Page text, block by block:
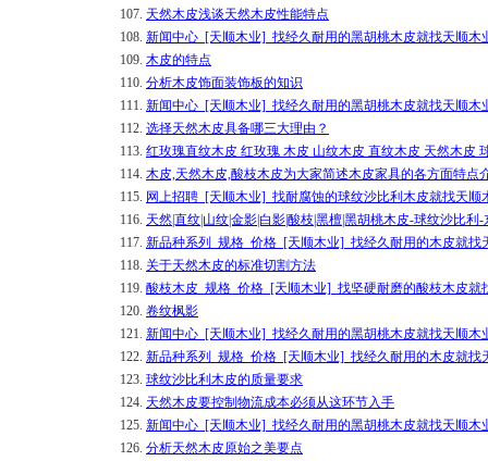
107. 天然木皮浅谈天然木皮性能特点
108. 新闻中心_[天顺木业]_找经久耐用的黑胡桃木皮就找天顺木
109. 木皮的特点
110. 分析木皮饰面装饰板的知识
111. 新闻中心_[天顺木业]_找经久耐用的黑胡桃木皮就找天顺木
112. 选择天然木皮具备哪三大理由？
113. 红玫瑰直纹木皮 红玫瑰 木皮 山纹木皮 直纹木皮 天然木皮
114. 木皮,天然木皮,酸枝木皮为大家简述木皮家具的各方面特点
115. 网上招聘_[天顺木业]_找耐腐蚀的球纹沙比利木皮就找天顺
116. 天然|直纹|山纹|金影|白影|酸枝|黑檀|黑胡桃木皮-球纹沙比利
117. 新品种系列_规格_价格_[天顺木业]_找经久耐用的木皮就找
118. 关于天然木皮的标准切割方法
119. 酸枝木皮_规格_价格_[天顺木业]_找坚硬耐磨的酸枝木皮就
120. 卷纹枫影
121. 新闻中心_[天顺木业]_找经久耐用的黑胡桃木皮就找天顺木
122. 新品种系列_规格_价格_[天顺木业]_找经久耐用的木皮就找
123. 球纹沙比利木皮的质量要求
124. 天然木皮要控制物流成本必须从这环节入手
125. 新闻中心_[天顺木业]_找经久耐用的黑胡桃木皮就找天顺木
126. 分析天然木皮原始之美要点